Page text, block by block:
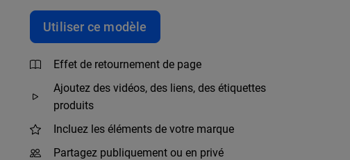
Utiliser ce modèle
Effet de retournement de page
Ajoutez des vidéos, des liens, des étiquettes
produits
Incluez les éléments de votre marque
Partagez publiquement ou en privé